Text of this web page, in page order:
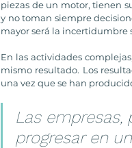
piezas de un motor, tienen
y no toman siempre
mayor será la incertidumbre
En las actividades
mismo resultado. Los
una vez que se han
Las empresas,
progresar en